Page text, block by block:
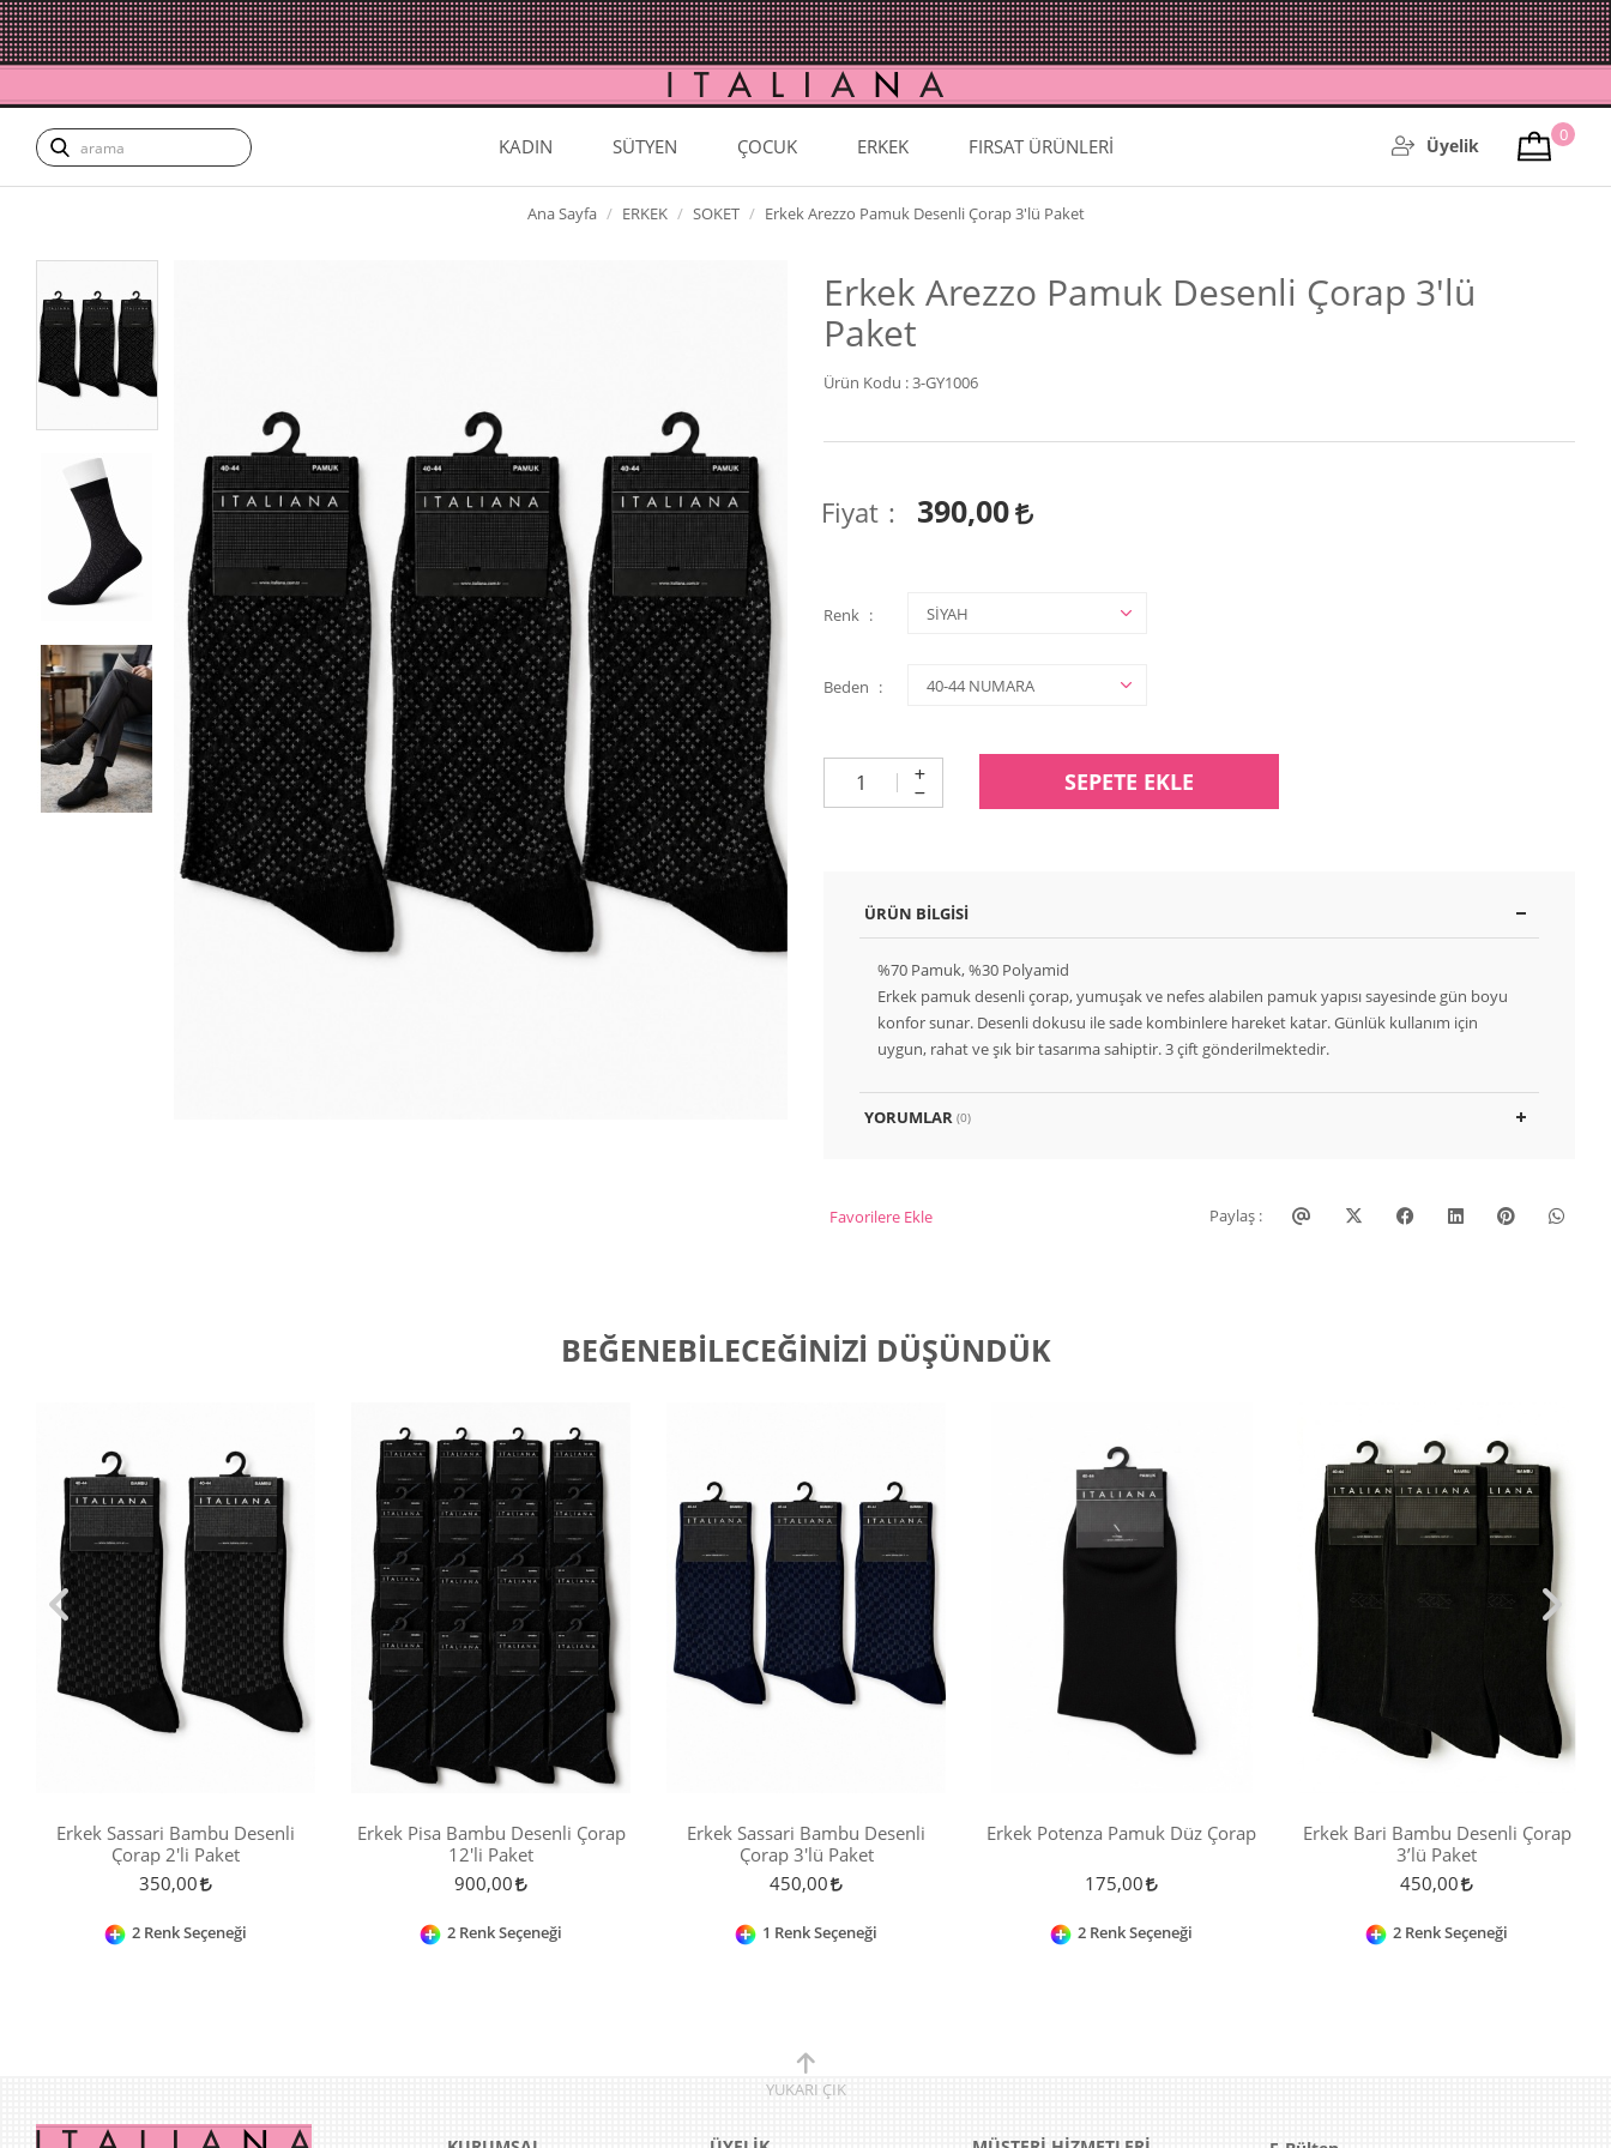
KADIN SÜTYEN ÇOCUK ERKEK FIRSAT ÜRÜNLERİ Üyelik 0
Ana Sayfa ERKEK SOKET Erkek Arezzo Pamuk Desenli Çorap 3'lü Paket
Erkek Arezzo Pamuk Desenli Çorap 3'lü
Paket
Ürün Kodu :3-GY1006
Fiyat 390,00
Renk
Beden
SEPETE EKLE
ÜRÜN BILGISI
%70 Pamuk, %30 Polyamid
Erkek pamuk desenli çorap, yumuşak ve nefes alabilen pamuk yapısı sayesinde gün boyu
konfor sunar. Desenli dokusu ile sade kombinlere hareket katar. Günlük kullanım için
uygun, rahat ve şık bir tasarıma sahiptir. 3 çift gönderilmektedir.
YORUMLAR (0)
Favorilere Ekle Paylaş :
BEĞENEBILECEĞINIZI DÜŞÜNDÜK
Erkek Sassari Bambu Desenli
Çorap 2'li Paket
350,00
2 Renk Seçeneği
Erkek Pisa Bambu Desenli Çorap
12'li Paket
900,00
2 Renk Seçeneği
Erkek Sassari Bambu Desenli
Çorap 3'lü Paket
450,00
1 Renk Seçeneği
Erkek Potenza Pamuk Düz Çorap
175,00
2 Renk Seçeneği
Erkek Bari Bambu Desenli Çorap
3’lü Paket
450,00
2 Renk Seçeneği
YUKARI ÇIK